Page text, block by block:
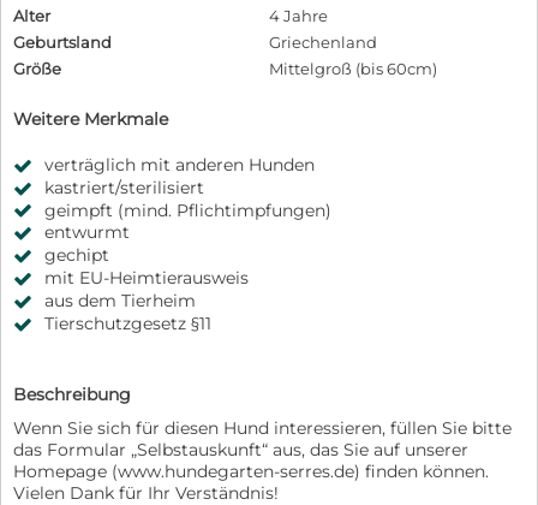
Alter
4 Jahre
Geburtsland
Griechenland
Größe
Mittelgroß (bis 60cm)
Weitere Merkmale
verträglich mit anderen Hunden
kastriert/sterilisiert
geimpft (mind. Pflichtimpfungen)
entwurmt
gechipt
mit EU-Heimtierausweis
aus dem Tierheim
Tierschutzgesetz §11
Beschreibung
Wenn Sie sich für diesen Hund interessieren, füllen Sie bitte
das Formular „Selbstauskunft“ aus, das Sie auf unserer
Homepage (www.hundegarten-serres.de) finden können.
Vielen Dank für Ihr Verständnis!